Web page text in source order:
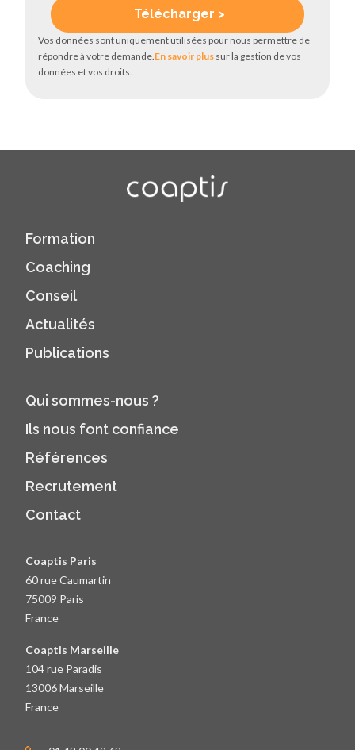
Vos données sont uniquement utilisées pour nous permettre de
répondre à votre demande.En savoir plus sur la gestion de vos
données et vos droits.
Formation
Coaching
Conseil
Actualités
Publications
Qui sommes-nous ?
Ils nous font confiance
Références
Recrutement
Contact
Coaptis Paris
60 rue Caumartin
75009 Paris
France
Coaptis Marseille
104 rue Paradis
13006 Marseille
France